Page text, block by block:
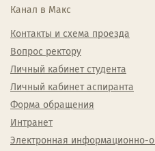
Канал в Макс
Контакты и схема проезда
Вопрос ректору
Личный кабинет студента
Личный кабинет аспиранта
Форма обращения
Интранет
Электронная информационно-